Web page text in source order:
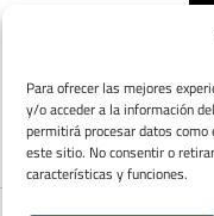
Para ofrecer las mejores
y/o acceder a la información
permitirá procesar datos
este sitio. No consentir o
características y funciones.